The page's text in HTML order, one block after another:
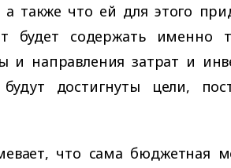
также что ей для этого
будет содержать именно
и направления затрат и
достигнуты цели,
что сама бюджетная